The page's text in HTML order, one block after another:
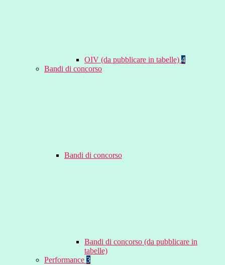
OIV (da pubblicare in tabelle) 4
Bandi di concorso
Bandi di concorso
Bandi di concorso (da pubblicare in
tabelle)
Performance 3